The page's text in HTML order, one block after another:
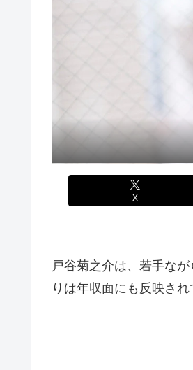
X
戸谷菊之介は、若手な
りは年収面にも反映さ